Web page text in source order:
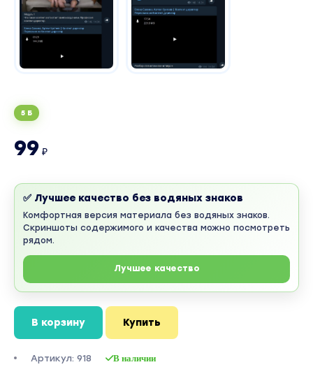
5 Б
99 ₽
✅ Лучшее качество без водяных знаков
Комфортная версия материала без водяных знаков.
Скриншоты содержимого и качества можно посмотреть
рядом.
Лучшее качество
В корзину Купить
Артикул: 918 В наличии